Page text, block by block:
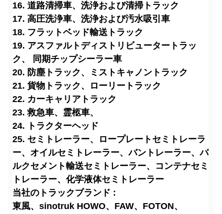
16. 道路清掃車、洗浄および清掃トラック
17. 高圧洗浄車、洗浄および汚水吸引車
18. フラットベッド輸送トラック
19. アスファルトディストリビュータートラッ
ク、 同期チップシーラー車
20. 防塵トラック、ミストキャノントラック
21. 貨物トラック、ローリートラック
22. カーキャリアトラック
23. 救急車、霊柩車、
24. トラクターヘッド
25. セミトレーラー、ロープレートセミトレーラ
ー、オイルセミトレーラー、バントレーラー、バ
ルクセメント輸送セミトレーラー、コンテナセミ
トレーラー、化学液体セミトレーラー
当社のトラックブランド :
東風、sinotruk HOWO、FAW、FOTON、